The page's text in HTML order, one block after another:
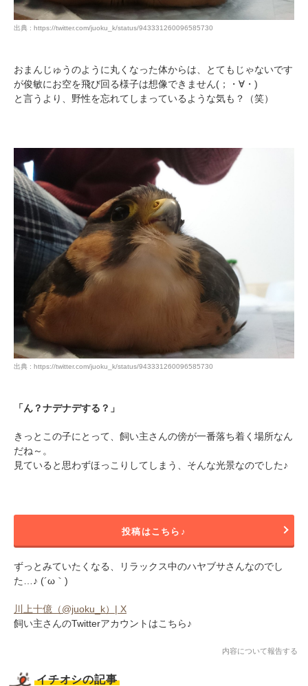
出典 : https://twitter.com/juoku_k/status/943331260096585730
おまんじゅうのように丸くなった体からは、とてもじゃないです
が俊敏にお空を飛び回る様子は想像できません(；・∀・)
と言うより、野性を忘れてしまっているような気も？（笑）
出典 : https://twitter.com/juoku_k/status/943331260096585730
「ん？ナデナデする？」
きっとこの子にとって、飼い主さんの傍が一番落ち着く場所なん
だね～。
見ていると思わずほっこりしてしまう、そんな光景なのでした♪
投稿はこちら♪
ずっとみていたくなる、リラックス中のハヤブサさんなのでし
た…♪ (´ω｀)
川上十億（@juoku_k）| X
飼い主さんのTwitterアカウントはこちら♪
内容について報告する
イチオシの記事
閉じる
pecodogs
いぬ部をフォロー
ねこ部をフォロー
PECOアプリをダウンロード済みの方
アプリをダウンロードする